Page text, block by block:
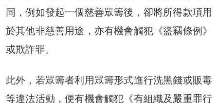
同，例如發起一個慈善眾籌後，卻將所得款項用
於其他非慈善用途，亦有機會觸犯《盜竊條例》
或欺詐罪。
此外，若眾籌者利用眾籌形式進行洗黑錢或販毒
等違法活動，便有機會觸犯《有組織及嚴重罪行